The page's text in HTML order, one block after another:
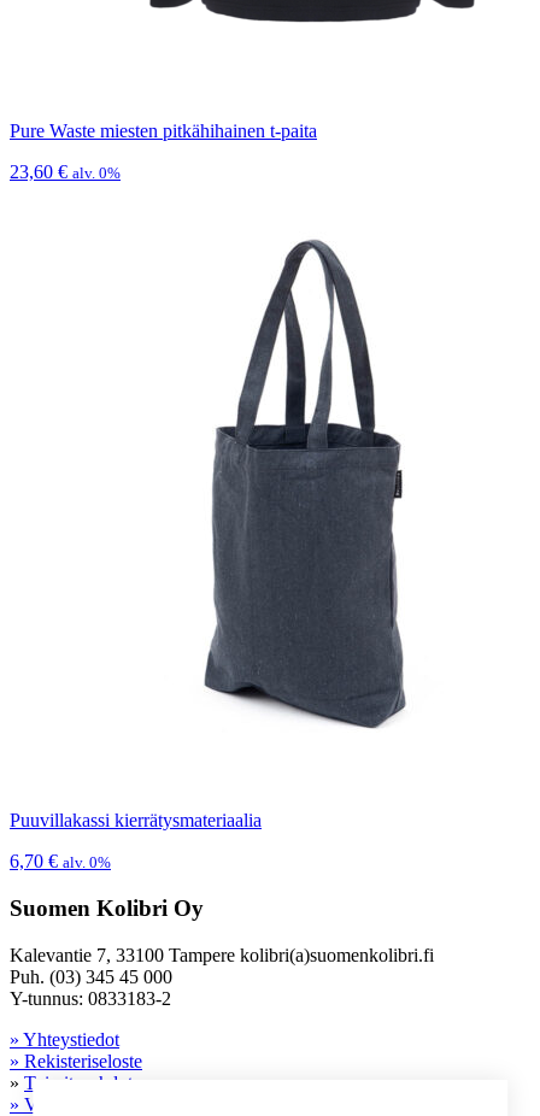
Pure Waste miesten pitkähihainen t-paita
23,60 € alv. 0%
Puuvillakassi kierrätysmateriaalia
6,70 € alv. 0%
Suomen Kolibri Oy
Kalevantie 7, 33100 Tampere kolibri(a)suomenkolibri.fi
Puh. (03) 345 45 000
Y-tunnus: 0833183-2
» Yhteystiedot
» Rekisteriseloste
» Toimitusehdot
» Vastuullisuus